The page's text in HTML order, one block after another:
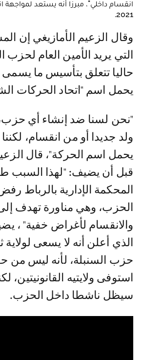
2021.
وقال الزعيم الأمازيغي إن المشكلة الوحيدة
التي يريد الأمين العام لحزب
حاليا تتعلق بتأسيس ما
يحمل اسم "اتحاد الحركات
"نحن لسنا ضد إنشاء أي
ولد جديدا أو من انقسام،
يحمل اسم الحركة"، قال
قبل أن يضيف: "لهذا السبب
المحكمة الإدارية بالرباط
الحزب، وهي مناورة تهدف
والانقسام لأغراض خفية" ،
الذي أعلن أنه لا يسعى
حزب السنبلة، لأنه ليس من
استوفى ولايتيه القانونيتين،
سيظل ناشطا داخل الحزب.